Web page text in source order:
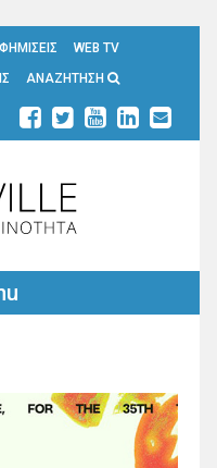
WEB TV
ΑΝΑΖΗΤΗΣΗ